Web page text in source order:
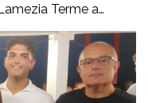
Terme a
sono in corso di
pesante e un
di cinque